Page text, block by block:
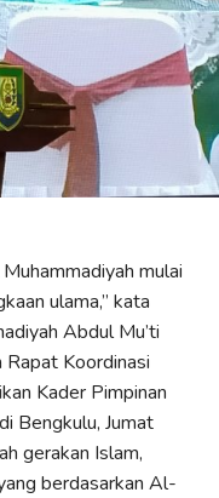
mulai
ulama,” kata
Abdul Mu’ti
Koordinasi
Kader Pimpinan
Bengkulu, Jumat
gerakan Islam,
berdasarkan Al-